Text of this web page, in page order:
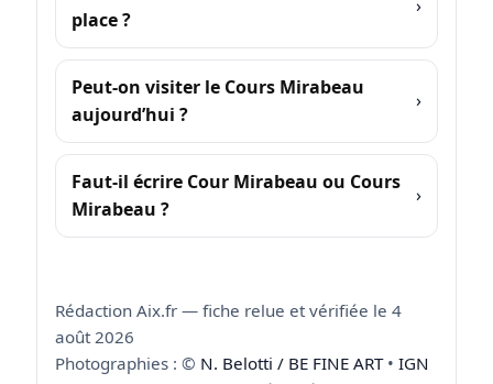
place ?
Peut-on visiter le Cours Mirabeau
aujourd’hui ?
Faut-il écrire Cour Mirabeau ou Cours
Mirabeau ?
Rédaction Aix.fr — fiche relue et vérifiée le 4
août 2026
Photographies : © N. Belotti / BE FINE ART• IGN